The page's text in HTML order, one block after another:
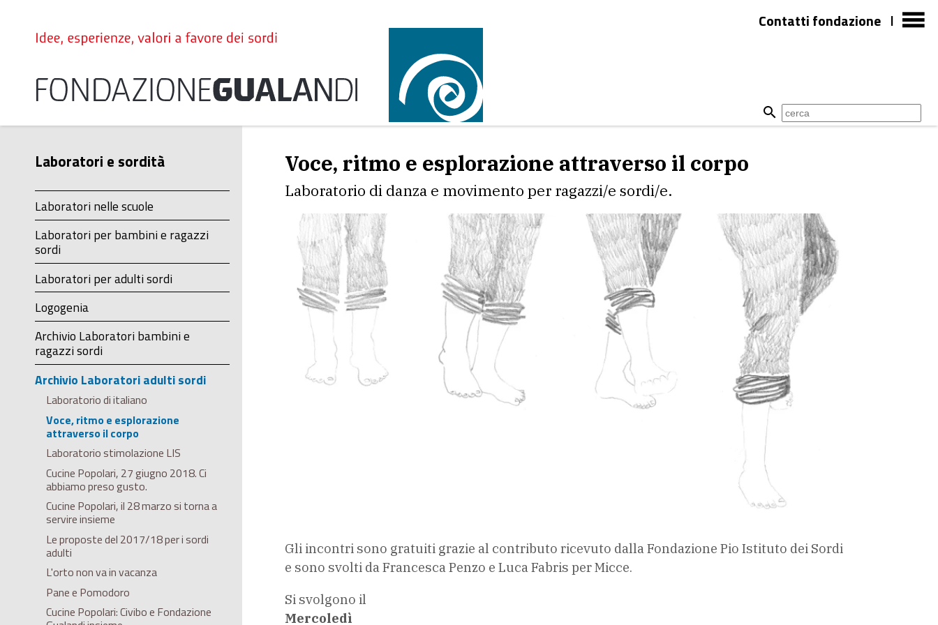
Contatti fondazione
Laboratori e sordità
Laboratori nelle scuole
Laboratori per bambini e ragazzi
sordi
Laboratori per adulti sordi
Logogenia
Archivio Laboratori bambini e
ragazzi sordi
Archivio Laboratori adulti sordi
Laboratorio di italiano
Voce, ritmo e esplorazione
attraverso il corpo
Laboratorio stimolazione LIS
Cucine Popolari, 27 giugno 2018. Ci
abbiamo preso gusto.
Cucine Popolari, il 28 marzo si torna a
servire insieme
Le proposte del 2017/18 per i sordi
adulti
L'orto non va in vacanza
Pane e Pomodoro
Cucine Popolari: Civibo e Fondazione
Voce, ritmo e esplorazione attraverso il corpo
Laboratorio di danza e movimento per ragazzi/e sordi/e.
Gli incontri sono gratuiti grazie al contributo ricevuto dalla Fondazione Pio Istituto dei Sordi
e sono svolti da Francesca Penzo e Luca Fabris per Micce.
Si svolgono il
Mercoledì